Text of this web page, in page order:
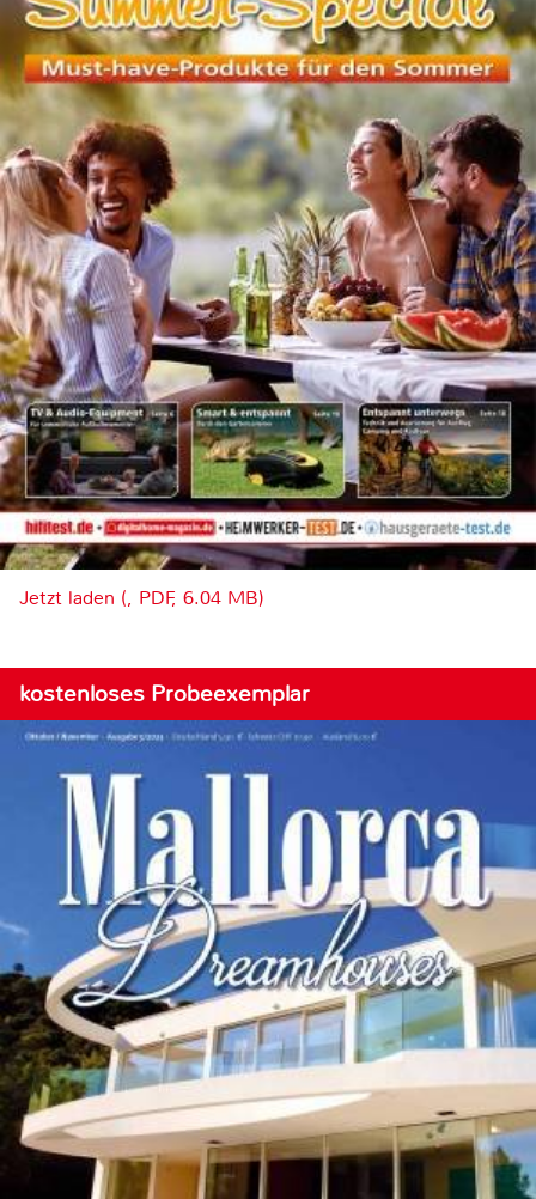
Jetzt laden (, PDF, 6.04 MB)
kostenloses Probeexemplar